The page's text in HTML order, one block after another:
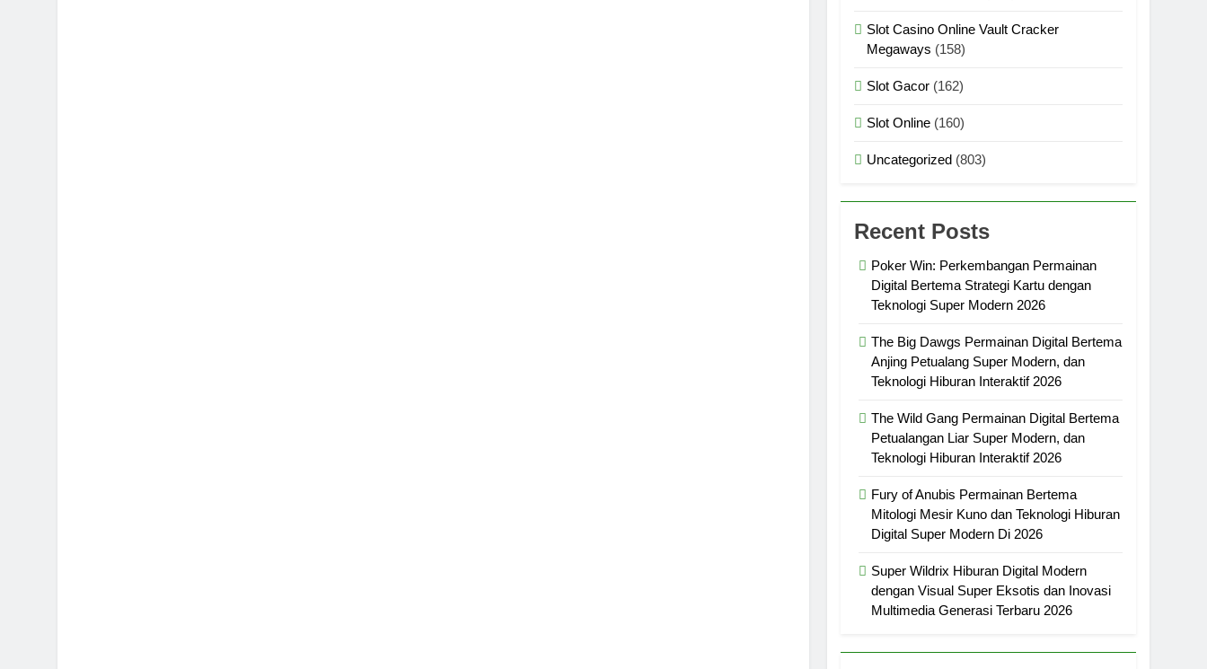
Slot Casino Online Vault Cracker
Megaways (158)
Slot Gacor (162)
Slot Online (160)
Uncategorized (803)
Recent Posts
Poker Win: Perkembangan Permainan
Digital Bertema Strategi Kartu dengan
Teknologi Super Modern 2026
The Big Dawgs Permainan Digital Bertema
Anjing Petualang Super Modern, dan
Teknologi Hiburan Interaktif 2026
The Wild Gang Permainan Digital Bertema
Petualangan Liar Super Modern, dan
Teknologi Hiburan Interaktif 2026
Fury of Anubis Permainan Bertema
Mitologi Mesir Kuno dan Teknologi Hiburan
Digital Super Modern Di 2026
Super Wildrix Hiburan Digital Modern
dengan Visual Super Eksotis dan Inovasi
Multimedia Generasi Terbaru 2026